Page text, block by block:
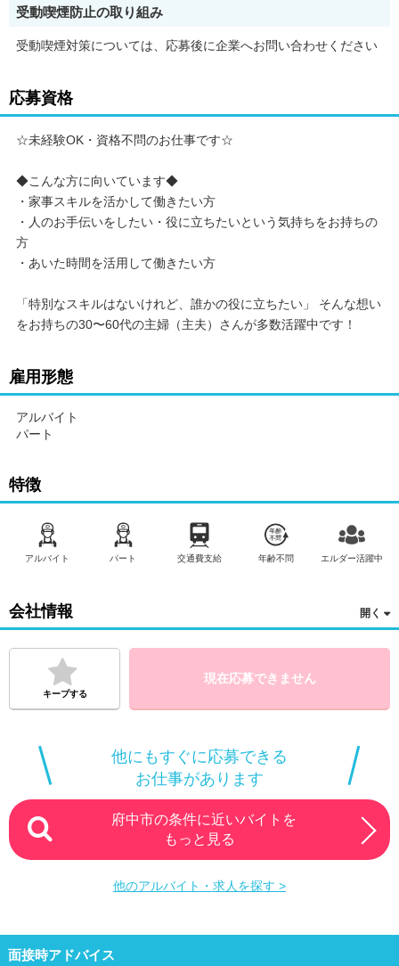
をお手伝いしています。
受動喫煙防止の取り組み
受動喫煙対策については、応募後に企業へお問い合わせください
応募資格
☆未経験OK・資格不問のお仕事です☆
◆こんな方に向いています◆
・家事スキルを活かして働きたい方
・人のお手伝いをしたい・役に立ちたいという気持ちをお持ちの
方
・あいた時間を活用して働きたい方
「特別なスキルはないけれど、誰かの役に立ちたい」 そんな想い
をお持ちの30〜60代の主婦（主夫）さんが多数活躍中です！
雇用形態
アルバイト
パート
特徴
アルバイト パート 交通費支給 年齢不問 エルダー活躍中
会社情報
キープする
現在応募できません
他にもすぐに応募できる
お仕事があります
府中市の条件に近いバイトを
もっと見る
他のアルバイト・求人を探す >
面接時アドバイス